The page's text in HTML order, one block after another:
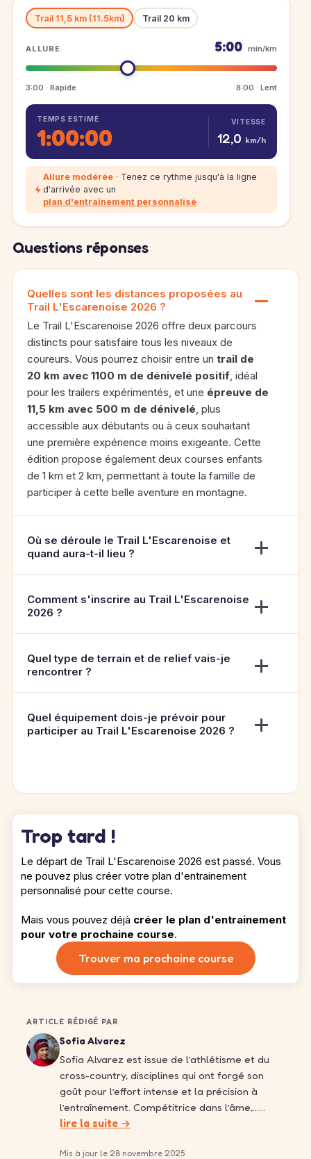
Trail 11,5 km (11.5km) Trail 20 km
ALLURE 5:00 min/km
3:00 · Rapide 8:00 · Lent
TEMPS ESTIMÉ
1:00:00
VITESSE
12,0 km/h
Allure modérée · Tenez ce rythme jusqu'à la ligne
d'arrivée avec un
plan d'entraînement personnalisé
Questions réponses
Quelles sont les distances proposées au
Trail L'Escarenoise 2026 ?
Le Trail L'Escarenoise 2026 offre deux parcours
distincts pour satisfaire tous les niveaux de
coureurs. Vous pourrez choisir entre un trail de
20 km avec 1100 m de dénivelé positif, idéal
pour les trailers expérimentés, et une épreuve de
11,5 km avec 500 m de dénivelé, plus
accessible aux débutants ou à ceux souhaitant
une première expérience moins exigeante. Cette
édition propose également deux courses enfants
de 1 km et 2 km, permettant à toute la famille de
participer à cette belle aventure en montagne.
Où se déroule le Trail L'Escarenoise et
quand aura-t-il lieu ?
Comment s'inscrire au Trail L'Escarenoise
2026 ?
Quel type de terrain et de relief vais-je
rencontrer ?
Quel équipement dois-je prévoir pour
participer au Trail L'Escarenoise 2026 ?
Trop tard !
Le départ de Trail L'Escarenoise 2026 est passé. Vous
ne pouvez plus créer votre plan d'entrainement
personnalisé pour cette course.
Mais vous pouvez déjà créer le plan d'entrainement
pour votre prochaine course.
Trouver ma prochaine course
ARTICLE RÉDIGÉ PAR
Sofia Alvarez
Sofia Alvarez est issue de l’athlétisme et du
cross-country, disciplines qui ont forgé son
goût pour l’effort intense et la précision à
l’entraînement. Compétitrice dans l’âme,……
lire la suite →
Mis à jour le 28 novembre 2025